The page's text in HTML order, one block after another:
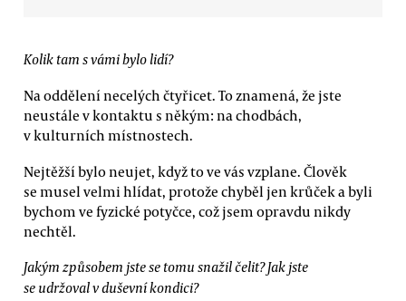
Kolik tam s vámi bylo lidí?
Na oddělení necelých čtyřicet. To znamená, že jste
neustále v kontaktu s někým: na chodbách,
v kulturních místnostech.
Nejtěžší bylo neujet, když to ve vás vzplane. Člověk
se musel velmi hlídat, protože chyběl jen krůček a byli
bychom ve fyzické potyčce, což jsem opravdu nikdy
nechtěl.
Jakým způsobem jste se tomu snažil čelit? Jak jste
se udržoval v duševní kondici?